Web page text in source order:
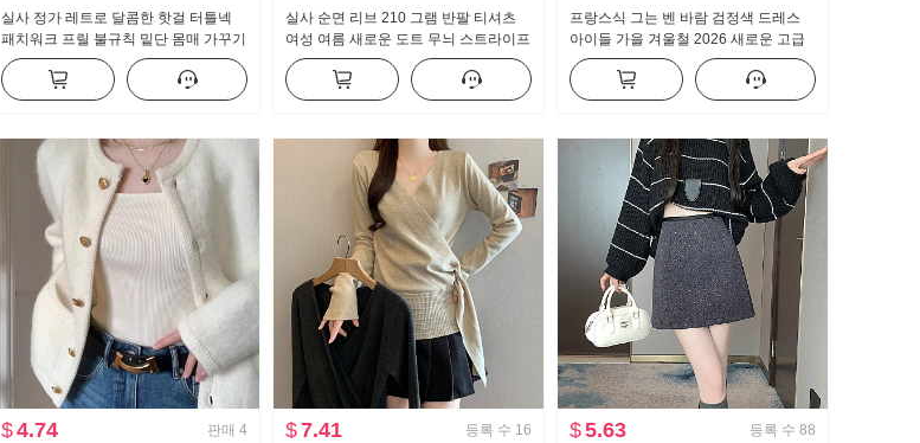
실사 정가 레트로 달콤한 핫걸 터틀넥
패치워크 프릴 불규칙 밑단 몸매 가꾸기
슬림해 보이는 인사이드 가져 가라. 기
본 셔츠
실사 순면 리브 210 그램 반팔 티셔츠
여성 여름 새로운 도트 무늬 스트라이프
자수 라운드 넥 맨위
프랑스식 그는 벤 바람 검정색 드레스
아이들 가을 겨울철 2026 새로운 고급
센스 미니 스커트 세트 신년 로브
$4.74 판매 4
$7.41 등록 수 16
$5.63 등록 수 88